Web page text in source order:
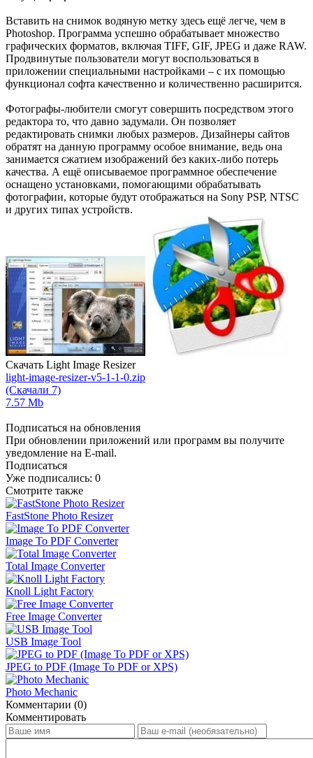
Вставить на снимок водяную метку здесь ещё легче, чем в
Photoshop. Программа успешно обрабатывает множество
графических форматов, включая TIFF, GIF, JPEG и даже RAW.
Продвинутые пользователи могут воспользоваться в
приложении специальными настройками – с их помощью
функционал софта качественно и количественно расширится.
Фотографы-любители смогут совершить посредством этого
редактора то, что давно задумали. Он позволяет
редактировать снимки любых размеров. Дизайнеры сайтов
обратят на данную программу особое внимание, ведь она
занимается сжатием изображений без каких-либо потерь
качества. А ещё описываемое программное обеспечение
оснащено установками, помогающими обрабатывать
фотографии, которые будут отображаться на Sony PSP, NTSC
и других типах устройств.
Скачать Light Image Resizer
light-image-resizer-v5-1-1-0.zip
(Скачали 7)
7.57 Mb
Подписаться на обновления
При обновлении приложений или программ вы получите
уведомление на E-mail.
Подписаться
Уже подписались: 0
Смотрите также
FastStone Photo Resizer
Image To PDF Converter
Total Image Converter
Knoll Light Factory
Free Image Converter
USB Image Tool
JPEG to PDF (Image To PDF or XPS)
Photo Mechanic
Комментарии (0)
Комментировать